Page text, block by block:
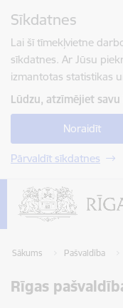
Sīkdatnes
Lai šī tīmekļvietne
sīkdatnes. Ar Jūsu
izmantotas statistikas
Lūdzu, atzīmējiet savu
Noraidīt
Pārvaldīt sīkdatnes
Sākums Pašvaldība
Rīgas